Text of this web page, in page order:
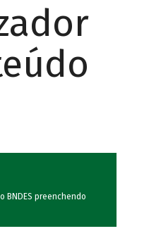
BNDES preenchendo